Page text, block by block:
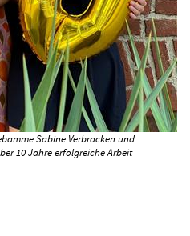
Sabine Verbracken und
10 Jahre erfolgreiche Arbeit